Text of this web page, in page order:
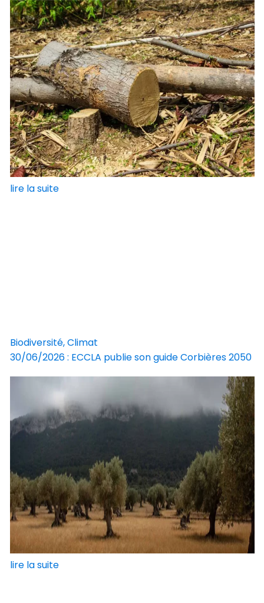
lire la suite
Biodiversité, Climat
30/06/2026 : ECCLA publie son guide Corbières 2050
lire la suite